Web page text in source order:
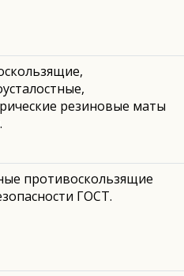
резиновые маты
противоскользящие
ГОСТ.